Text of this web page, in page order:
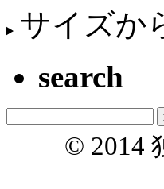
サイズか
search
© 2014